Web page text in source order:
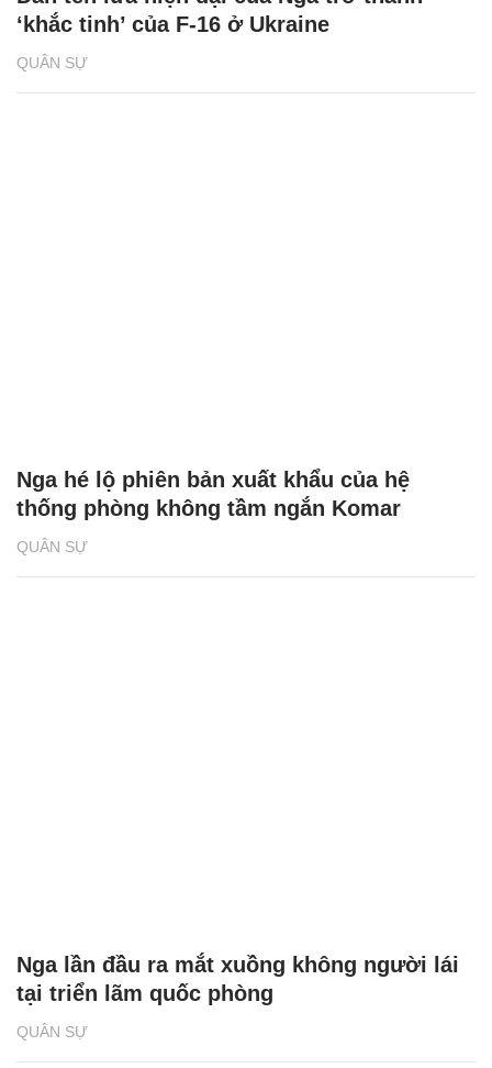
QUÂN SỰ
‘khắc tinh’ của F-16 ở Ukraine
QUÂN SỰ
Nga hé lộ phiên bản xuất khẩu của hệ
thống phòng không tầm ngắn Komar
QUÂN SỰ
Nga lần đầu ra mắt xuồng không người lái
tại triển lãm quốc phòng